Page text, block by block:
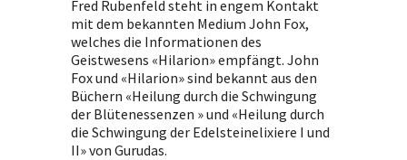
Fred Rubenfeld steht in engem Kontakt
mit dem bekannten Medium John Fox,
welches die Informationen des
Geistwesens «Hilarion» empfängt. John
Fox und «Hilarion» sind bekannt aus den
Büchern «Heilung durch die Schwingung
der Blütenessenzen » und «Heilung durch
die Schwingung der Edelsteinelixiere I und
II» von Gurudas.